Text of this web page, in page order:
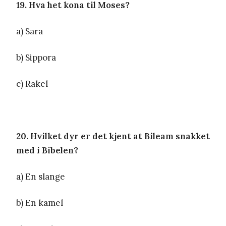
19. Hva het kona til Moses?
a) Sara
b) Sippora
c) Rakel
20. Hvilket dyr er det kjent at Bileam snakket
med i Bibelen?
a) En slange
b) En kamel